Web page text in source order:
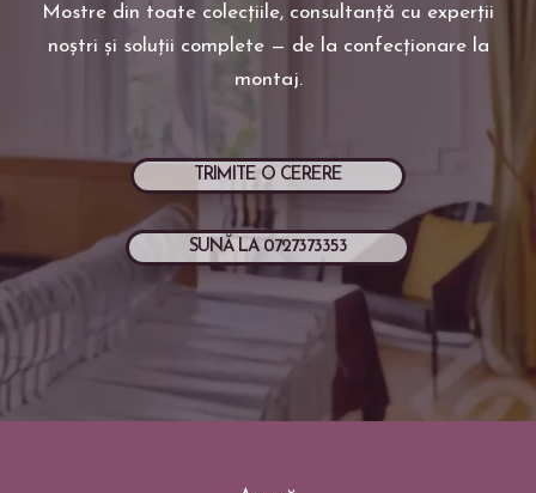
Mostre din toate colecțiile, consultanță cu experții
noștri și soluții complete — de la confecționare la
montaj.
TRIMITE O CERERE
SUNĂ LA 0727373353